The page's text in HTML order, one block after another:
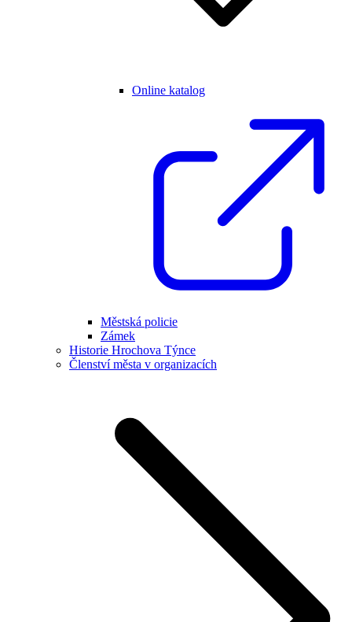
Online katalog
Městská policie
Zámek
Historie Hrochova Týnce
Členství města v organizacích